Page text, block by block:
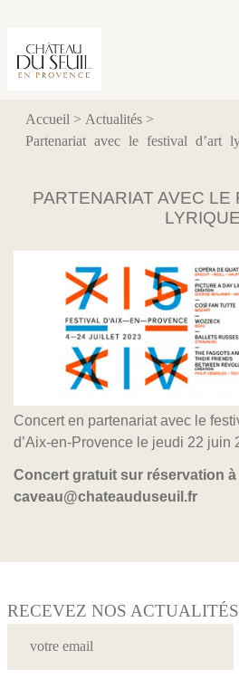
Accueil > Actualités>
Partenariat avec le festival d’art
PARTENARIAT AVEC LE
LYRIQUE
Concert en partenariat avec le
d’Aix-en-Provence le jeudi 22 juin
Concert gratuit sur réservation à
caveau@chateauduseuil.fr
RECEVEZ NOS